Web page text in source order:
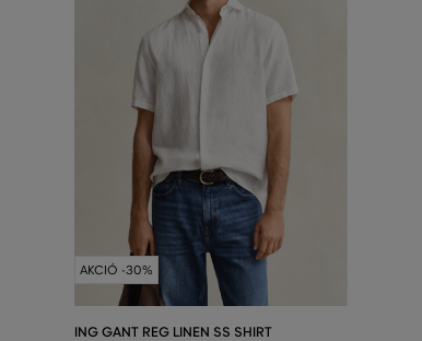
AKCIÓ -30%
ING GANT REG LINEN SS SHIRT